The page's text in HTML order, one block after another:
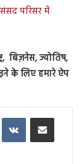
परिसर में
बिज़नेस, ज्योतिष,
के लिए हमारे ऐप
VKontakteShare via Email